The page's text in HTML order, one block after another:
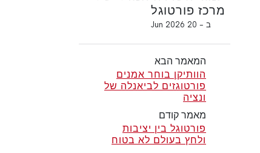
מרכז פורטוגל
ב - 20 Jun 2026
המאמר הבא
הוותיקן בוחר אמנים
פורטוגזים לביאנלה של
ונציה
מאמר קודם
פורטוגל בין יציבות
ולחץ בעולם לא בטוח